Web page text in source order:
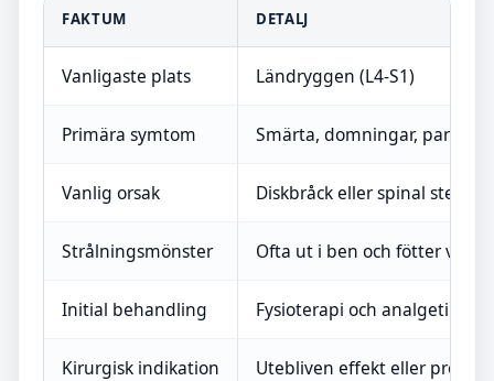
FAKTUM DETALJ
Vanligaste plats Ländryggen (L4-S1)
Primära symtom Smärta, domningar,
Vanlig orsak Diskbråck eller spinal stenos
Strålningsmönster Ofta ut i ben och fötter via
Initial behandling Fysioterapi och analgetika
Kirurgisk indikation Utebliven effekt eller